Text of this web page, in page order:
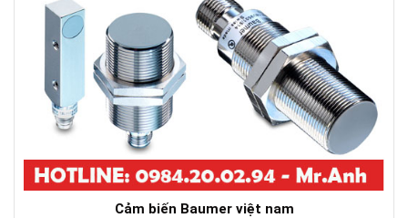
Cảm biến Baumer việt nam